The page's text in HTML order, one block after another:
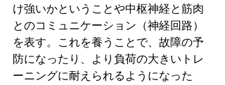
け強いかということや中枢神経と筋肉
とのコミュニケーション（神経回路）
を表す。これを養うことで、故障の予
防になったり、より負荷の大きいトレ
ーニングに耐えられるようになった